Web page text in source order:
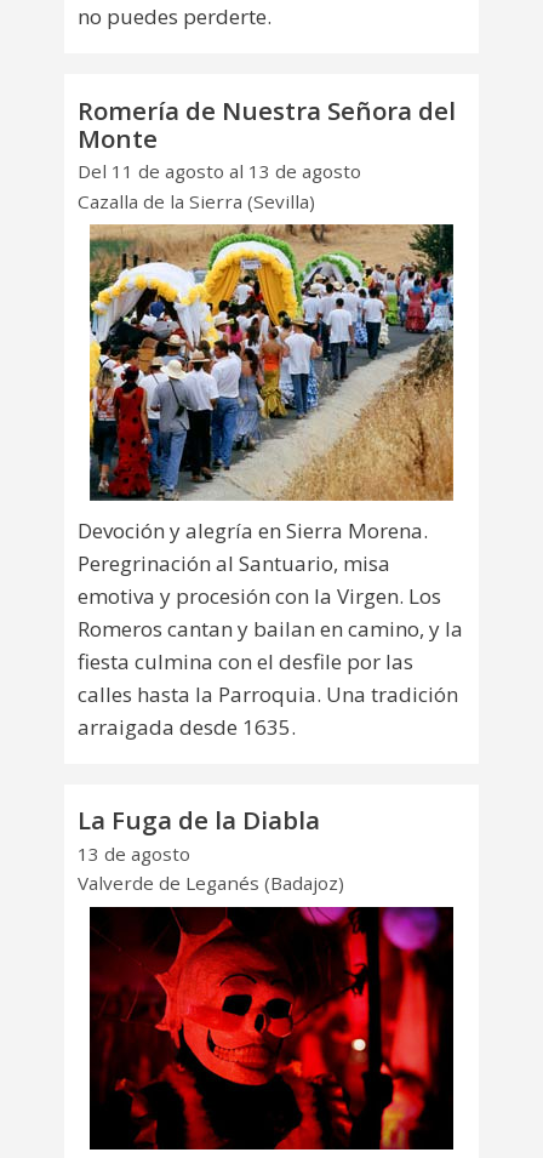
no puedes perderte.
Romería de Nuestra Señora del
Monte
Del 11 de agosto al 13 de agosto
Cazalla de la Sierra (Sevilla)
Devoción y alegría en Sierra Morena.
Peregrinación al Santuario, misa
emotiva y procesión con la Virgen. Los
Romeros cantan y bailan en camino, y la
fiesta culmina con el desfile por las
calles hasta la Parroquia. Una tradición
arraigada desde 1635.
La Fuga de la Diabla
13 de agosto
Valverde de Leganés (Badajoz)